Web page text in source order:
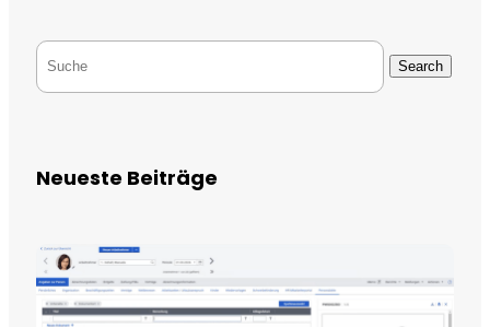
Search
Neueste Beiträge